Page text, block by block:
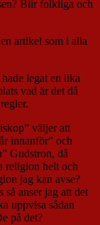
Blir folkliga och
artikel som i alla
legat en lika
vad är det då
väljer att
innanför” och
Gudstron, då
religion helt och
jag kan avse?
så anser jag att det
uppvisa sådan
på det?